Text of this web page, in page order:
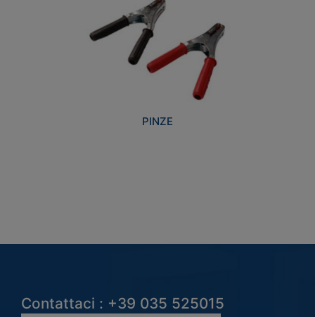
PINZE
Contattaci : +39 035 525015